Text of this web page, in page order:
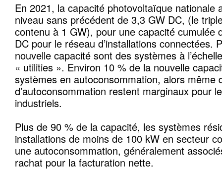
En 2021, la capacité photovoltaïque nationale
niveau sans précédent de 3,3 GW DC, (le
contenu à 1 GW), pour une capacité cumulée
DC pour le réseau d’installations connectées.
nouvelle capacité sont des systèmes à
« utilities ». Environ 10 % de la nouvelle
systèmes en autoconsommation, alors même
d’autoconsommation restent marginaux pour
industriels.
Plus de 90 % de la capacité, les systèmes
installations de moins de 100 kW en secteur
une autoconsommation, généralement
rachat pour la facturation nette.